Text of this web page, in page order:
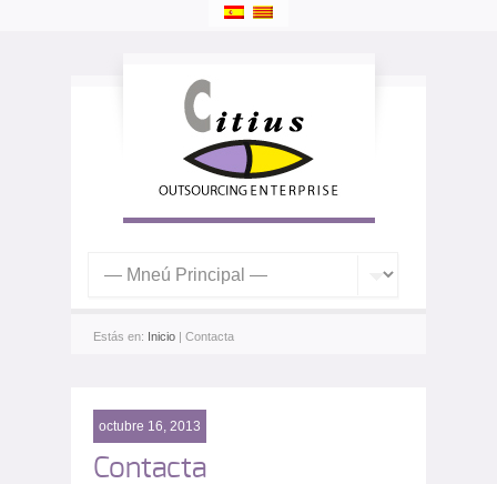
Estás en: Inicio | Contacta
octubre 16, 2013
Contacta